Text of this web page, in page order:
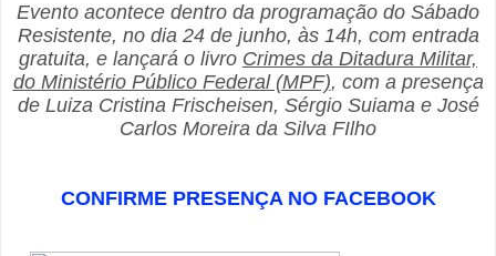
Evento acontece dentro da programação do Sábado
Resistente, no dia 24 de junho, às 14h, com entrada
gratuita, e lançará o livro Crimes da Ditadura Militar,
do Ministério Público Federal (MPF), com a presença
de Luiza Cristina Frischeisen, Sérgio Suiama e José
Carlos Moreira da Silva FIlho
CONFIRME PRESENÇA NO FACEBOOK